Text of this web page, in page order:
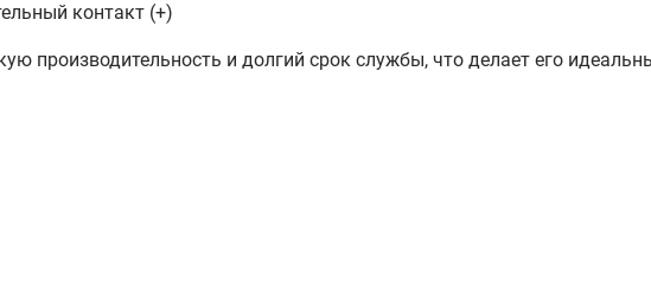
контакт (+)
производительность и долгий срок службы, что делает его